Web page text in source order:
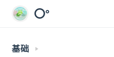
⭕°
基础